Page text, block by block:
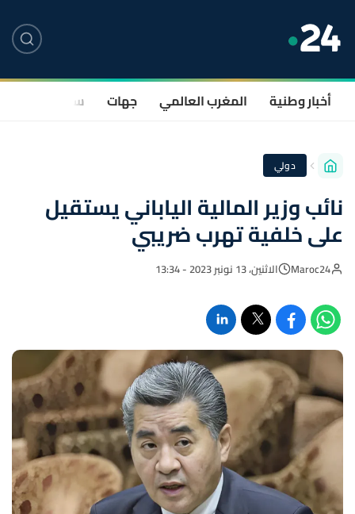
أخبار وطنية المغرب العالمي جهات سياسة
دولي
نائب وزير المالية الياباني يستقيل
على خلفية تهرب ضريبي
Maroc24 الاثنين، 13 نونبر 2023 - 13:34